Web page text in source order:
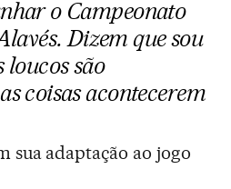
o Campeonato
Dizem que sou
loucos são
coisas acontecerem
sua adaptação ao jogo